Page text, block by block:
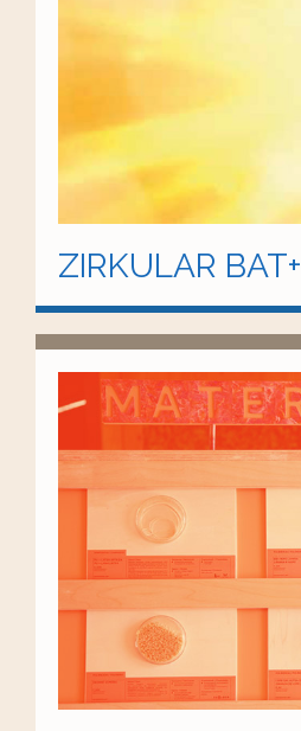
ZIRKULAR BAT+